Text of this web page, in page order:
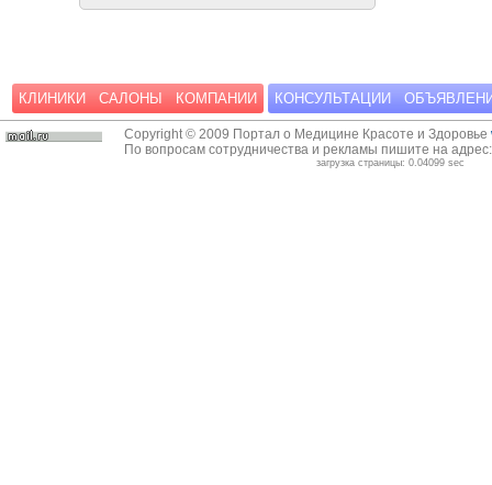
КЛИНИКИ САЛОНЫ КОМПАНИИ КОНСУЛЬТАЦИИ
Copyright © 2009 Портал о Медицине Красоте и Здоровье
По вопросам сотрудничества и рекламы пишите на
загрузка страницы: 0.04099 sec